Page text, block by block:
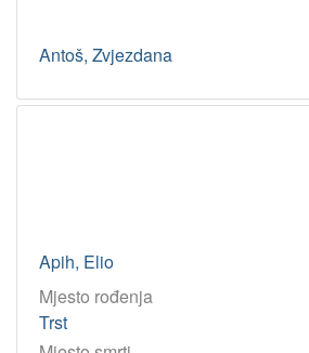
Antoš, Zvjezdana
Apih, Elio
Mjesto rođenja
Trst